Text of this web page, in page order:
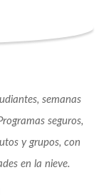
semanas
seguros,
y grupos, con
en la nieve.